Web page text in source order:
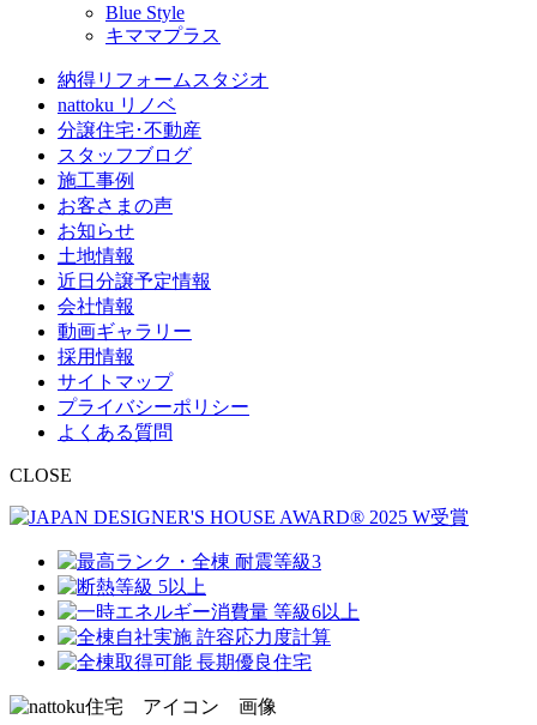
Blue Style
キママプラス
納得リフォームスタジオ
nattoku リノベ
分譲住宅･不動産
スタッフブログ
施工事例
お客さまの声
お知らせ
土地情報
近日分譲予定情報
会社情報
動画ギャラリー
採用情報
サイトマップ
プライバシーポリシー
よくある質問
CLOSE